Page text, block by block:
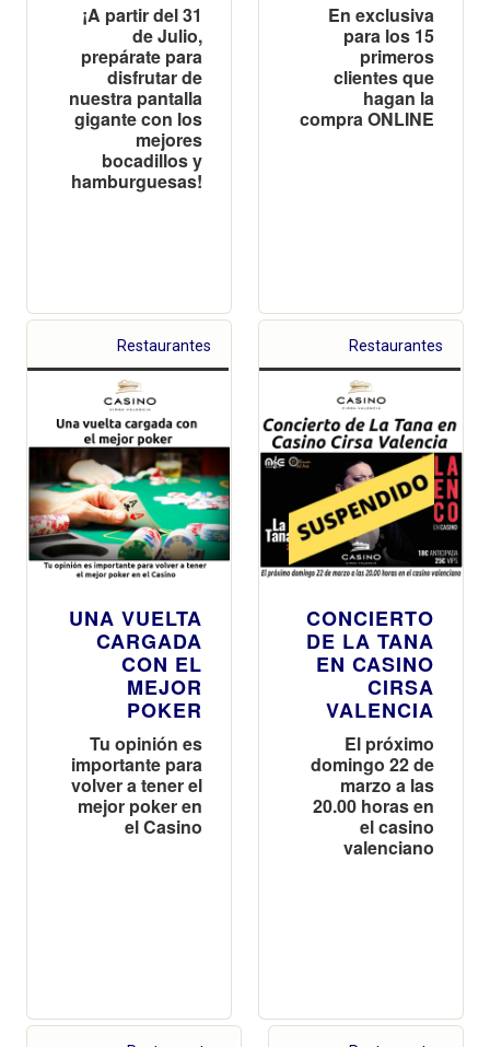
¡A partir del 31
de Julio,
prepárate para
disfrutar de
nuestra pantalla
gigante con los
mejores
bocadillos y
hamburguesas!
En exclusiva
para los 15
primeros
clientes que
hagan la
compra ONLINE
Restaurantes
UNA VUELTA
CARGADA
CON EL
MEJOR
POKER
Tu opinión es
importante para
volver a tener el
mejor poker en
el Casino
Restaurantes
CONCIERTO
DE LA TANA
EN CASINO
CIRSA
VALENCIA
El próximo
domingo 22 de
marzo a las
20.00 horas en
el casino
valenciano